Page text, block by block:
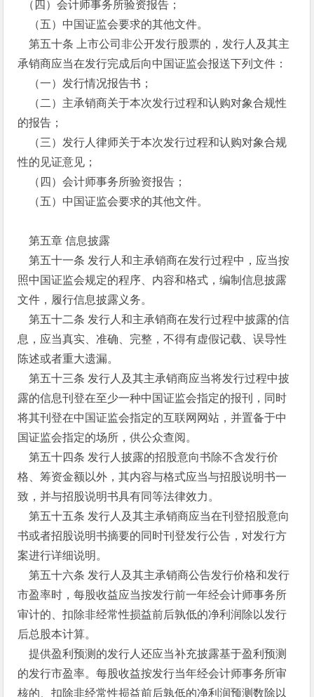
（四）会计师事务所验资报告；
（五）中国证监会要求的其他文件。
第五十条 上市公司非公开发行股票的，发行人及其主
承销商应当在发行完成后向中国证监会报送下列文件：
（一）发行情况报告书；
（二）主承销商关于本次发行过程和认购对象合规性
的报告；
（三）发行人律师关于本次发行过程和认购对象合规
性的见证意见；
（四）会计师事务所验资报告；
（五）中国证监会要求的其他文件。
第五章 信息披露
第五十一条 发行人和主承销商在发行过程中，应当按
照中国证监会规定的程序、内容和格式，编制信息披露
文件，履行信息披露义务。
第五十二条 发行人和主承销商在发行过程中披露的信
息，应当真实、准确、完整，不得有虚假记载、误导性
陈述或者重大遗漏。
第五十三条 发行人及其主承销商应当将发行过程中披
露的信息刊登在至少一种中国证监会指定的报刊，同时
将其刊登在中国证监会指定的互联网网站，并置备于中
国证监会指定的场所，供公众查阅。
第五十四条 发行人披露的招股意向书除不含发行价
格、筹资金额以外，其内容与格式应当与招股说明书一
致，并与招股说明书具有同等法律效力。
第五十五条 发行人及其主承销商应当在刊登招股意向
书或者招股说明书摘要的同时刊登发行公告，对发行方
案进行详细说明。
第五十六条 发行人及其主承销商公告发行价格和发行
市盈率时，每股收益应当按发行前一年经会计师事务所
审计的、扣除非经常性损益前后孰低的净利润除以发行
后总股本计算。
提供盈利预测的发行人还应当补充披露基于盈利预测
的发行市盈率。每股收益按发行当年经会计师事务所审
核的、扣除非经常性损益前后孰低的净利润预测数除以